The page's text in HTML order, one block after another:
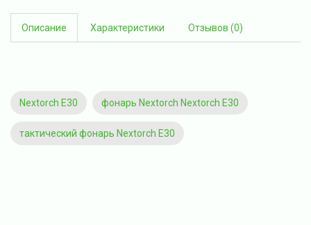
Описание Характеристики Отзывов (0)
Nextorch E30 фонарь Nextorch Nextorch E30
тактический фонарь Nextorch E30